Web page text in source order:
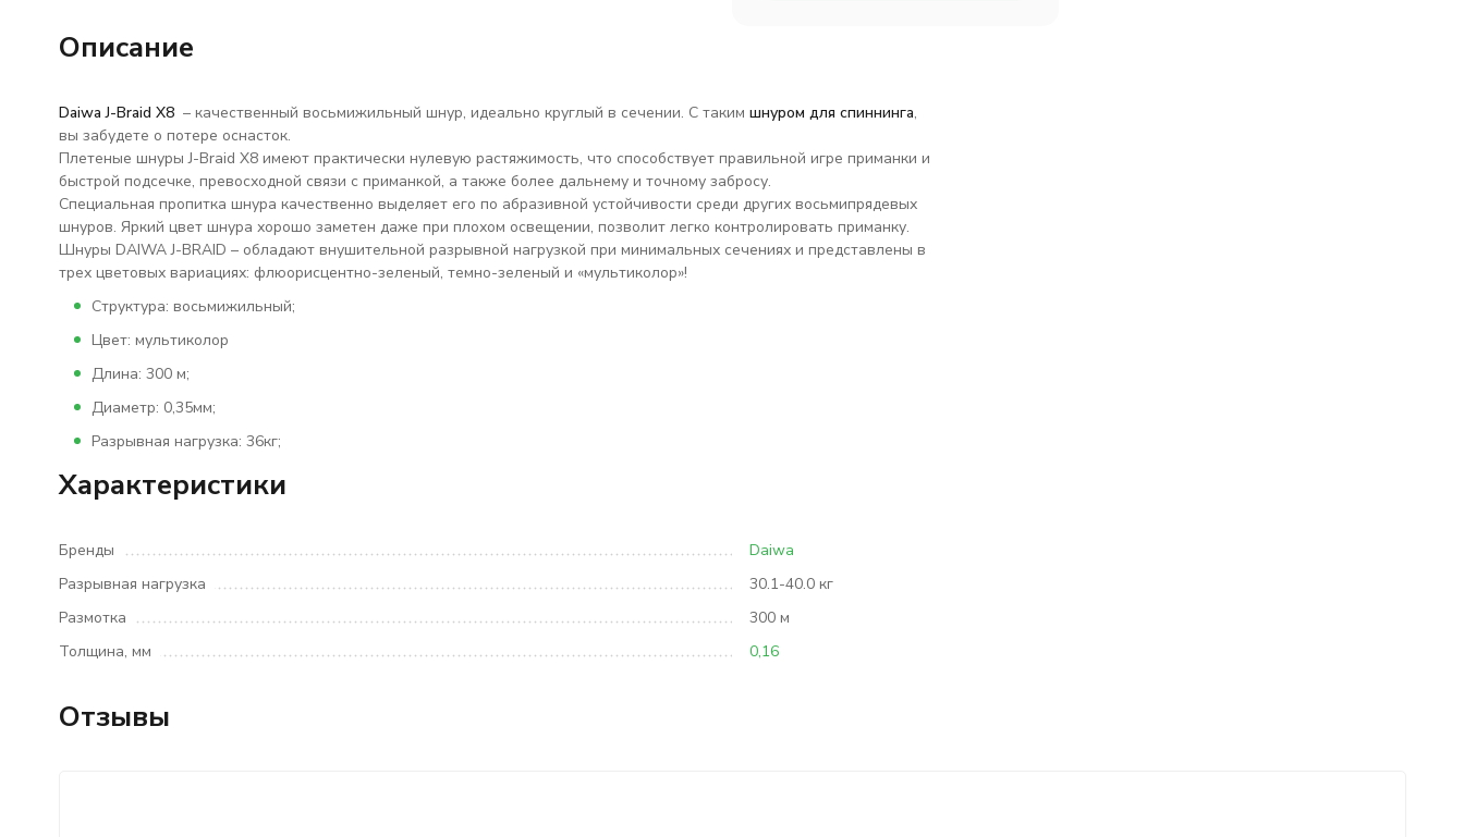
Описание
Daiwa J-Braid X8– качественный восьмижильный шнур, идеально круглый в сечении. С таким шнуром для спиннинга,
вы забудете о потере оснасток.
Плетеные шнуры J-Braid X8 имеют практически нулевую растяжимость, что способствует правильной игре приманки и
быстрой подсечке, превосходной связи с приманкой, а также более дальнему и точному забросу.
Специальная пропитка шнура качественно выделяет его по абразивной устойчивости среди других восьмипрядевых
шнуров. Яркий цвет шнура хорошо заметен даже при плохом освещении, позволит легко контролировать приманку.
Шнуры DAIWA J-BRAID – обладают внушительной разрывной нагрузкой при минимальных сечениях и представлены в
трех цветовых вариациях: флюорисцентно-зеленый, темно-зеленый и «мультиколор»!
Структура: восьмижильный;
Цвет: мультиколор
Длина: 300 м;
Диаметр: 0,35мм;
Разрывная нагрузка: 36кг;
Характеристики
Бренды
Daiwa
Разрывная нагрузка
30.1-40.0 кг
Размотка
300 м
Толщина, мм
0,16
Отзывы